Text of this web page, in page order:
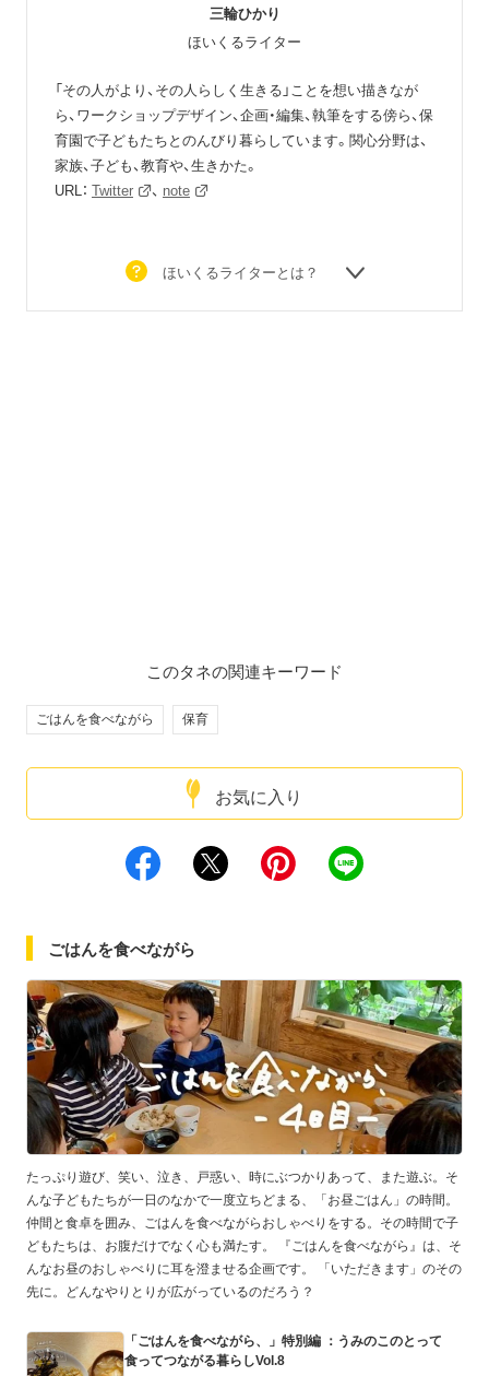
三輪ひかり
ほいくるライター
「その人がより、その人らしく生きる」ことを想い描きなが
ら、ワークショップデザイン、企画・編集、執筆をする傍ら、保
育園で子どもたちとのんびり暮らしています。関心分野は、
家族、子ども、教育や、生きかた。
URL： Twitter 、 note
ほいくるライターとは？
お気に入り
このタネの関連キーワード
ごはんを食べながら 保育
ごはんを食べながら
たっぷり遊び、笑い、泣き、戸惑い、時にぶつかりあって、また遊ぶ。そ
んな子どもたちが一日のなかで一度立ちどまる、「お昼ごはん」の時間。
仲間と食卓を囲み、ごはんを食べながらおしゃべりをする。その時間で子
どもたちは、お腹だけでなく心も満たす。 『ごはんを食べながら』は、そ
んなお昼のおしゃべりに耳を澄ませる企画です。 「いただきます」のその
先に。どんなやりとりが広がっているのだろう？
「ごはんを食べながら、」特別編 ：うみのこのとって
食ってつながる暮らしVol.8